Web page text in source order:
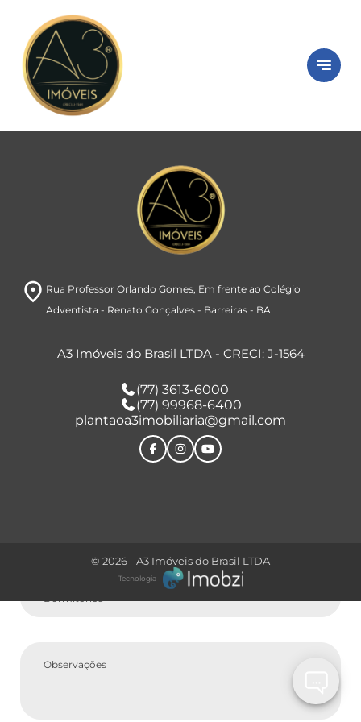
notes
room Rua Professor Orlando Gomes, Em frente ao Colégio
Adventista - Renato Gonçalves- Barreiras- BA
A3 Imóveis do Brasil LTDA - CRECI: J-1564
(77) 3613-6000
(77) 99968-6400
plantaoa3imobiliaria@gmail.com
© 2026 - A3 Imóveis do Brasil LTDA
Tecnologia
Peça seu
imóvel
Está com dificuldade ou sem tempo?